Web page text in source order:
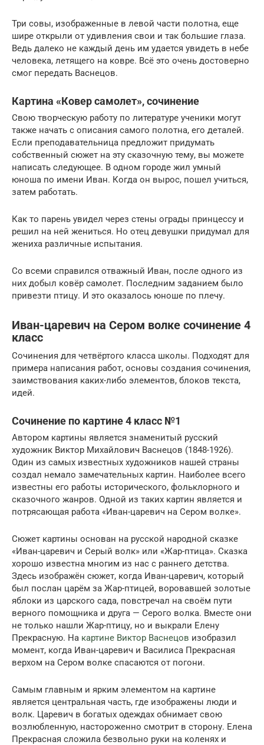
Три совы, изображенные в левой части полотна, еще
шире открыли от удивления свои и так большие глаза.
Ведь далеко не каждый день им удается увидеть в небе
человека, летящего на ковре. Всё это очень достоверно
смог передать Васнецов.
Картина «Ковер самолет», сочинение
Свою творческую работу по литературе ученики могут
также начать с описания самого полотна, его деталей.
Если преподавательница предложит придумать
собственный сюжет на эту сказочную тему, вы можете
написать следующее. В одном городе жил умный
юноша по имени Иван. Когда он вырос, пошел учиться,
затем работать.
Как то парень увидел через стены ограды принцессу и
решил на ней жениться. Но отец девушки придумал для
жениха различные испытания.
Со всеми справился отважный Иван, после одного из
них добыл ковёр самолет. Последним заданием было
привезти птицу. И это оказалось юноше по плечу.
Иван-царевич на Сером волке сочинение 4
класс
Сочинения для четвёртого класса школы. Подходят для
примера написания работ, основы создания сочинения,
заимствования каких-либо элементов, блоков текста,
идей.
Сочинение по картине 4 класс №1
Автором картины является знаменитый русский
художник Виктор Михайлович Васнецов (1848-1926).
Один из самых известных художников нашей страны
создал немало замечательных картин. Наиболее всего
известны его работы исторического, фольклорного и
сказочного жанров. Одной из таких картин является и
потрясающая работа «Иван-царевич на Сером волке».
Сюжет картины основан на русской народной сказке
«Иван-царевич и Серый волк» или «Жар-птица». Сказка
хорошо известна многим из нас с раннего детства.
Здесь изображён сюжет, когда Иван-царевич, который
был послан царём за Жар-птицей, воровавшей золотые
яблоки из царского сада, повстречал на своём пути
верного помощника и друга — Серого волка. Вместе они
не только нашли Жар-птицу, но и выкрали Елену
Прекрасную. На картине Виктор Васнецов изобразил
момент, когда Иван-царевич и Василиса Прекрасная
верхом на Сером волке спасаются от погони.
Самым главным и ярким элементом на картине
является центральная часть, где изображены люди и
волк. Царевич в богатых одеждах обнимает свою
возлюбленную, настороженно смотрит в сторону. Елена
Прекрасная сложила безвольно руки на коленях и